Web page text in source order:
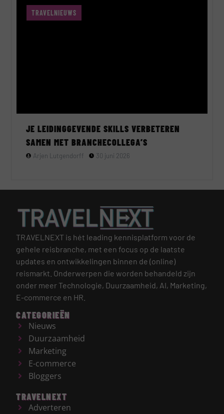
TRAVELNIEUWS
JE LEIDINGGEVENDE SKILLS VERBETEREN
SAMEN MET BRANCHECOLLEGA’S
Arjen Lutgendorff 30 juni 2026
TRAVELNEXT is hét leading kennisplatform voor de
gehele reisbranche, met een focus op de laatste
updates en ontwikkelingen binnen de (online)
reismarkt. Onderwerpen die worden behandeld zijn
onder meer Technologie, Duurzaamheid, AI, Marketing,
E-commerce en HR.
CATEGORIEËN
Nieuws
Duurzaamheid
Marketing
E-commerce
Bloggers
TRAVELNEXT
Adverteren